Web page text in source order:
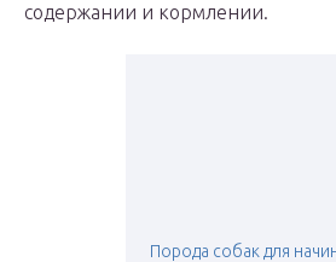
содержании и кормлении.
Порода собак для